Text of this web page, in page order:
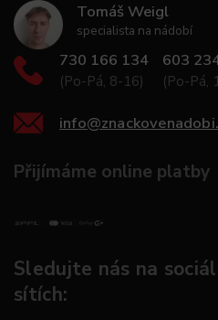
Tomáš Weigl
specialista na nádobí
730 166 134
(Po-Pá, 8-16)
603
(Po-Pá,
info@
Přijímáme online platby
Sledujte nás na
sítích: